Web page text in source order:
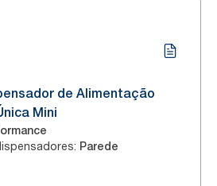
de Alimentação
Mini
: Parede